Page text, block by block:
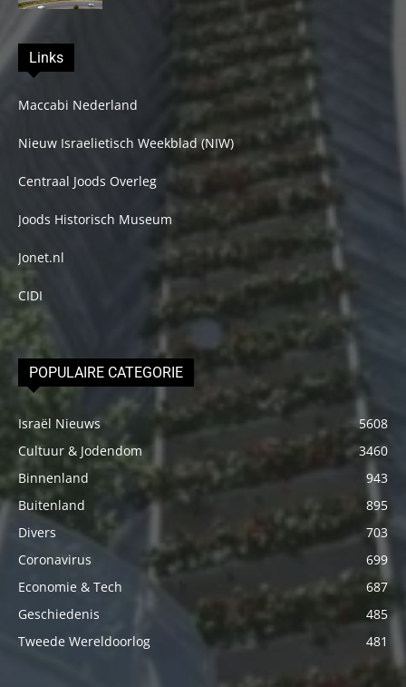
Links
Maccabi Nederland
Nieuw Israelietisch Weekblad (NIW)
Centraal Joods Overleg
Joods Historisch Museum
Jonet.nl
CIDI
POPULAIRE CATEGORIE
Israël Nieuws
5608
Cultuur & Jodendom
3460
Binnenland
943
Buitenland
895
Divers
703
Coronavirus
699
Economie & Tech
687
Geschiedenis
485
Tweede Wereldoorlog
481